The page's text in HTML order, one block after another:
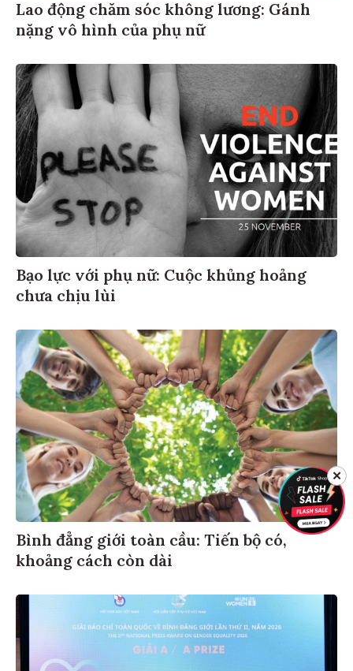
Lao động chăm sóc không lương: Gánh
nặng vô hình của phụ nữ
Bạo lực với phụ nữ: Cuộc khủng hoảng
chưa chịu lùi
Bình đẳng giới toàn cầu: Tiến bộ có,
khoảng cách còn dài
✕